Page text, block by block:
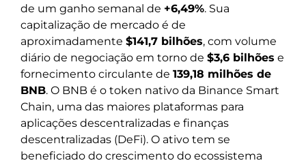
de um ganho semanal de +6,49%. Sua
capitalização de mercado é de
aproximadamente $141,7 bilhões, com volume
diário de negociação em torno de $3,6 bilhões e
fornecimento circulante de 139,18 milhões de
BNB. O BNB é o token nativo da Binance Smart
Chain, uma das maiores plataformas para
aplicações descentralizadas e finanças
descentralizadas (DeFi). O ativo tem se
beneficiado do crescimento do ecossistema